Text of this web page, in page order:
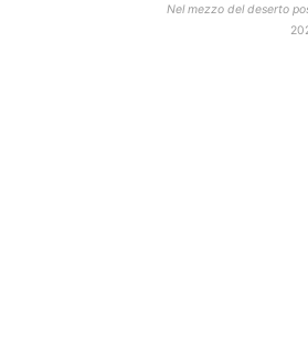
Nel mezzo del deserto